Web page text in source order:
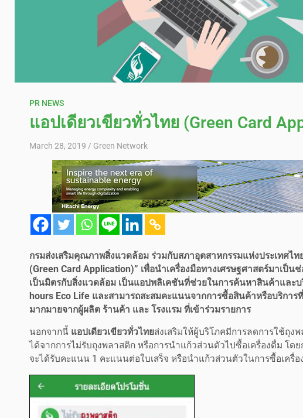
PR NEWS
แอปเดียวเขียวทั่วไทย (Green Card
March 28, 2019 Green Network
กรมส่งเสริมคุณภาพสิ่งแวดล้อม ร่วมกับสภาอุตสาหกรรมแห่งประเทศไ
(Green Card Application)” เพื่อนำเครื่องมือทางเศรษฐศาสตร์มาเป็
เป็นมิตรกับสิ่งแวดล้อม เป็นแอปพลิเคชันที่ช่วยในการค้นหาสินค้าและ
hours Eco Life และสามารถสะสมคะแนนจากการซื้อสินค้าหรือบริกา
มากมายจากผู้ผลิต ร้านค้า และ โรงแรม ที่เข้าร่วมรายการ
นอกจากนี้ แอปเดียวเขียวทั่วไทยส่งเสริมให้ผู้บริโภคมีการลดการใช้ถุ
ได้จากการไม่รับถุงพลาสติก หรือการนำแก้วส่วนตัวไปซื้อเครื่องดื่ม โด
จะได้รับคะแนน 1 คะแนนต่อใบเสร็จ หรือนำแก้วส่วนตัวในการซื้อเค